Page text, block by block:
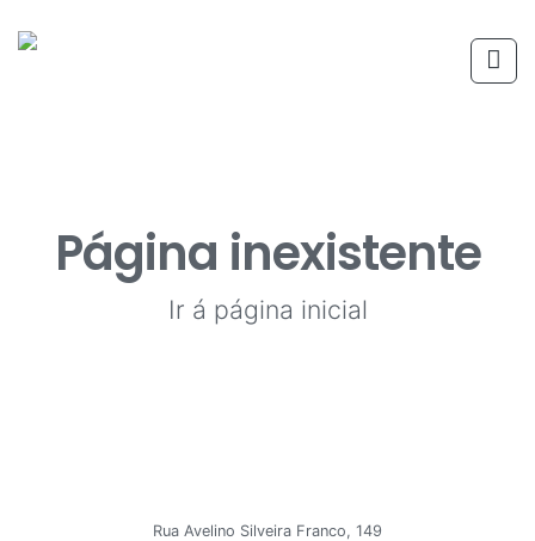
Página inexistente
Ir á página inicial
Rua Avelino Silveira Franco, 149